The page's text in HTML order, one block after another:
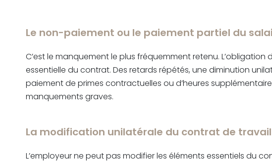
Le non-paiement ou le paiement partiel du
C’est le manquement le plus fréquemment retenu.
essentielle du contrat. Des retards répétés, une diminution
paiement de primes contractuelles ou d’heures
manquements graves.
La modification unilatérale du contrat de travail
L’employeur ne peut pas modifier les éléments essentiels du